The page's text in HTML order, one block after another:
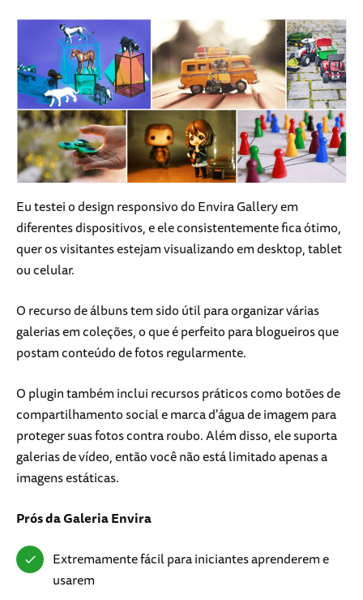
Eu testei o design responsivo do Envira Gallery em
diferentes dispositivos, e ele consistentemente fica ótimo,
quer os visitantes estejam visualizando em desktop, tablet
ou celular.
O recurso de álbuns tem sido útil para organizar várias
galerias em coleções, o que é perfeito para blogueiros que
postam conteúdo de fotos regularmente.
O plugin também inclui recursos práticos como botões de
compartilhamento social e marca d'água de imagem para
proteger suas fotos contra roubo. Além disso, ele suporta
galerias de vídeo, então você não está limitado apenas a
imagens estáticas.
Prósda Galeria Envira
Extremamente fácil para iniciantes aprenderem e
usarem